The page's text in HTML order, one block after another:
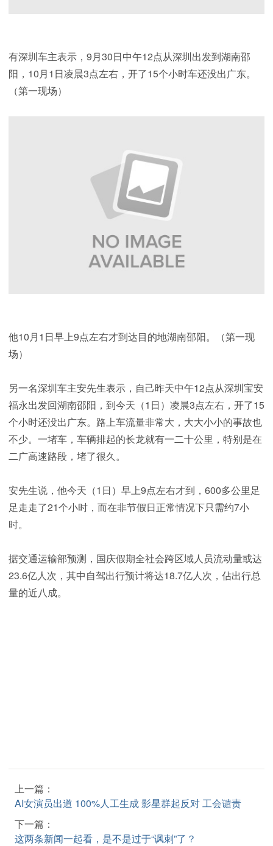
有深圳车主表示，9月30日中午12点从深圳出发到湖南邵
阳，10月1日凌晨3点左右，开了15个小时车还没出广东。
（第一现场）
他10月1日早上9点左右才到达目的地湖南邵阳。（第一现
场）
另一名深圳车主安先生表示，自己昨天中午12点从深圳宝安
福永出发回湖南邵阳，到今天（1日）凌晨3点左右，开了15
个小时还没出广东。路上车流量非常大，大大小小的事故也
不少。一堵车，车辆排起的长龙就有一二十公里，特别是在
二广高速路段，堵了很久。
安先生说，他今天（1日）早上9点左右才到，600多公里足
足走走了21个小时，而在非节假日正常情况下只需约7小
时。
据交通运输部预测，国庆假期全社会跨区域人员流动量或达
23.6亿人次，其中自驾出行预计将达18.7亿人次，佔出行总
量的近八成。
上一篇：
AI女演员出道 100%人工生成 影星群起反对 工会谴责
下一篇：
这两条新闻一起看，是不是过于“讽刺”了？